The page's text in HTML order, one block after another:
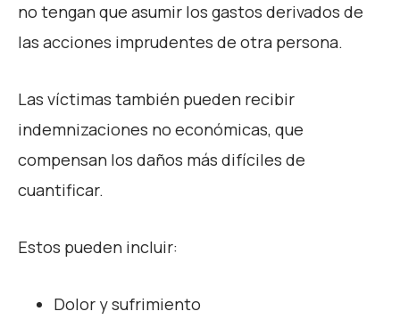
no tengan que asumir los gastos derivados de
las acciones imprudentes de otra persona.
Las víctimas también pueden recibir
indemnizaciones no económicas, que
compensan los daños más difíciles de
cuantificar.
Estos pueden incluir:
Dolor y sufrimiento